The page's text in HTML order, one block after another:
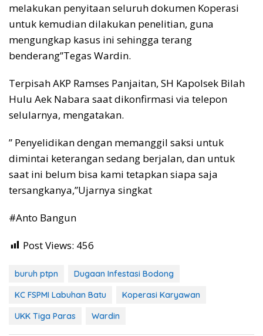
melakukan penyitaan seluruh dokumen Koperasi
untuk kemudian dilakukan penelitian, guna
mengungkap kasus ini sehingga terang
benderang”Tegas Wardin.
Terpisah AKP Ramses Panjaitan, SH Kapolsek Bilah
Hulu Aek Nabara saat dikonfirmasi via telepon
selularnya, mengatakan.
” Penyelidikan dengan memanggil saksi untuk
dimintai keterangan sedang berjalan, dan untuk
saat ini belum bisa kami tetapkan siapa saja
tersangkanya,”Ujarnya singkat
#Anto Bangun
Post Views: 456
buruh ptpn
Dugaan Infestasi Bodong
KC FSPMI Labuhan Batu
Koperasi Karyawan
UKK Tiga Paras
Wardin